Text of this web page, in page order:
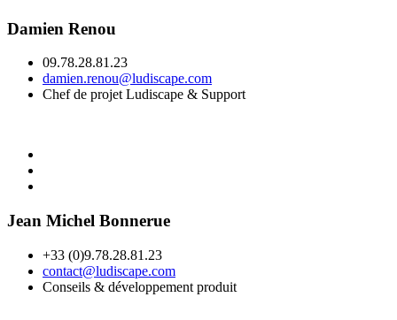
Damien Renou
09.78.28.81.23
damien.renou@ludiscape.com
Chef de projet Ludiscape & Support
Jean Michel Bonnerue
+33 (0)9.78.28.81.23
contact@ludiscape.com
Conseils & développement produit